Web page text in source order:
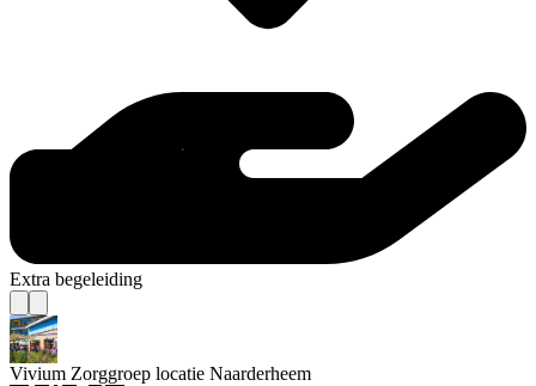
Extra begeleiding
Vivium Zorggroep locatie Naarderheem